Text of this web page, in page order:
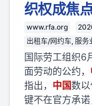
织权成焦
www.rfa.org
出租车/网约车, 服务
国际劳工组织6
面劳动的公约，
指出， 中国数
键不在官方承